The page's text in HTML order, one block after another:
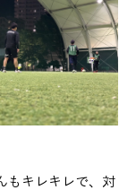
もキレキレで、対